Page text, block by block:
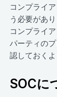
コンプライ
う必要があ
コンプライ
パーティの
認しておくよ
SOCに